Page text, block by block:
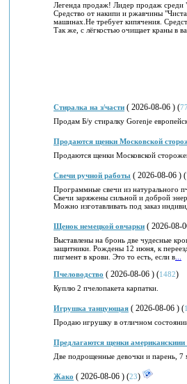
Легенда продаж! Лидер продаж среди
Средство от накипи и ржавчины
машинах.Не требует кипячения.
Так же, с лёгкостью очищает краны в
Стиралка на з/части ( 2026-08-06 ) (
Продам Б/у стиралку Gorenje
Продаются щенки Московской
Продаются щенки Московской
Свечи ручной работы ( 2026-08-06 ) (
Программные свечи из натурального
Свечи заряжены сильной и доброй
Можно изготавливать под заказ
Щенок немецкой овчарки ( 2026-08-
Выставлены на бронь две чудесные
защитники. Рождены 12 июня, к
пигмент в крови. Это то есть, если в
Пчеловодство ( 2026-08-06 ) (1482)
Куплю 2 пчелопакета карпатки.
Игрушка танцующая ( 2026-08-06 ) (
Продаю игрушку в отличном
Предлагаются щенки американскиии
Две подрощенные девочки и
Жако ( 2026-08-06 ) (23)